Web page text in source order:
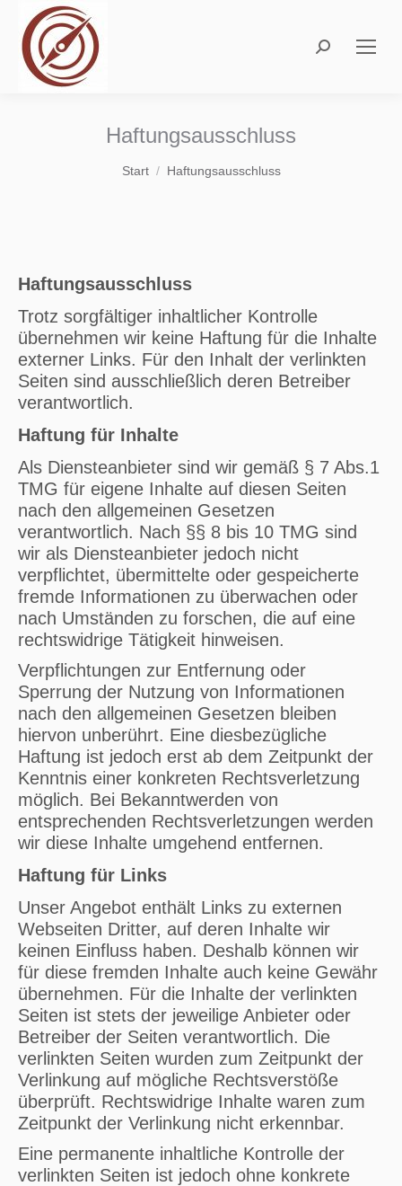
Search:
Haftungsausschluss
Sie befinden sich hier:
Start Haftungsausschluss
Haftungsausschluss
Trotz sorgfältiger inhaltlicher Kontrolle
übernehmen wir keine Haftung für die Inhalte
externer Links. Für den Inhalt der verlinkten
Seiten sind ausschließlich deren Betreiber
verantwortlich.
Haftung für Inhalte
Als Diensteanbieter sind wir gemäß § 7 Abs.1
TMG für eigene Inhalte auf diesen Seiten
nach den allgemeinen Gesetzen
verantwortlich. Nach §§ 8 bis 10 TMG sind
wir als Diensteanbieter jedoch nicht
verpflichtet, übermittelte oder gespeicherte
fremde Informationen zu überwachen oder
nach Umständen zu forschen, die auf eine
rechtswidrige Tätigkeit hinweisen.
Verpflichtungen zur Entfernung oder
Sperrung der Nutzung von Informationen
nach den allgemeinen Gesetzen bleiben
hiervon unberührt. Eine diesbezügliche
Haftung ist jedoch erst ab dem Zeitpunkt der
Kenntnis einer konkreten Rechtsverletzung
möglich. Bei Bekanntwerden von
entsprechenden Rechtsverletzungen werden
wir diese Inhalte umgehend entfernen.
Haftung für Links
Unser Angebot enthält Links zu externen
Webseiten Dritter, auf deren Inhalte wir
keinen Einfluss haben. Deshalb können wir
für diese fremden Inhalte auch keine Gewähr
übernehmen. Für die Inhalte der verlinkten
Seiten ist stets der jeweilige Anbieter oder
Betreiber der Seiten verantwortlich. Die
verlinkten Seiten wurden zum Zeitpunkt der
Verlinkung auf mögliche Rechtsverstöße
überprüft. Rechtswidrige Inhalte waren zum
Zeitpunkt der Verlinkung nicht erkennbar.
Eine permanente inhaltliche Kontrolle der
verlinkten Seiten ist jedoch ohne konkrete